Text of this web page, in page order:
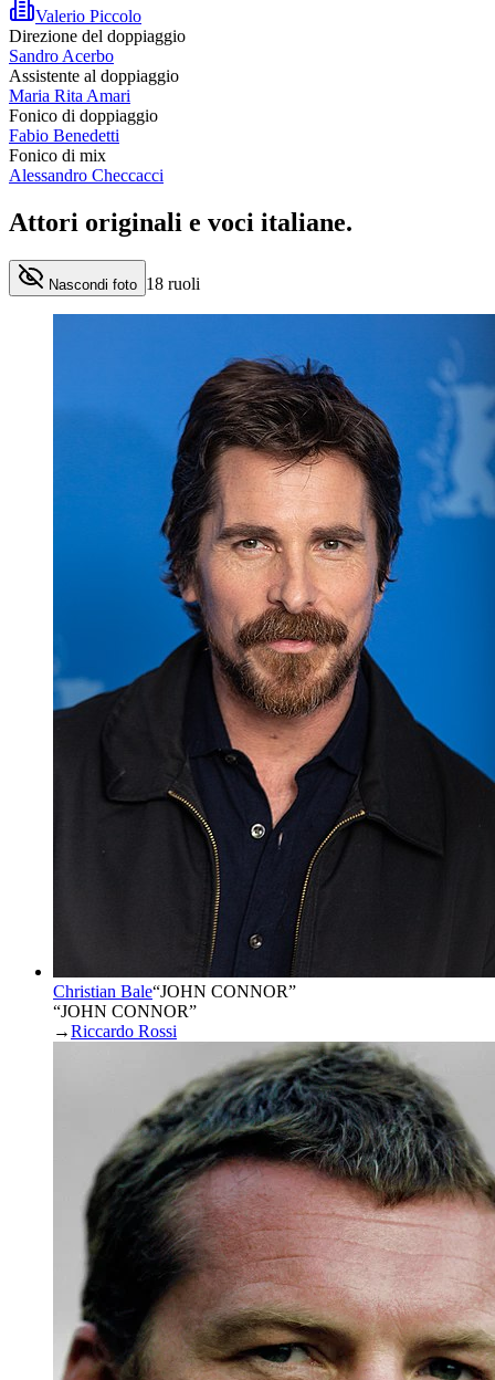
Valerio Piccolo
Direzione del doppiaggio
Sandro Acerbo
Assistente al doppiaggio
Maria Rita Amari
Fonico di doppiaggio
Fabio Benedetti
Fonico di mix
Alessandro Checcacci
Attori originali e voci italiane.
Nascondi foto 18 ruoli
Christian Bale“JOHN CONNOR”
“JOHN CONNOR”
→Riccardo Rossi